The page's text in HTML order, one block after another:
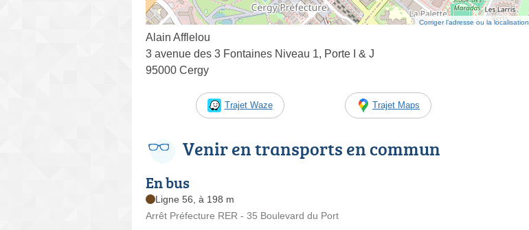
Corriger l’adresse ou la localisation
Alain Afflelou
3 avenue des 3 Fontaines Niveau 1, Porte I & J
95000 Cergy
Trajet Waze Trajet Maps
Venir en transports en commun
En bus
Ligne 56, à 198 m
Arrêt Préfecture RER - 35 Boulevard du Port